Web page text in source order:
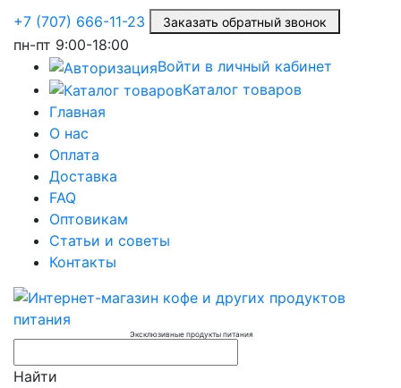
+7 (707) 666-11-23 Заказать обратный звонок
пн-пт 9:00-18:00
Войти в личный кабинет
Каталог товаров
Главная
О нас
Оплата
Доставка
FAQ
Оптовикам
Статьи и советы
Контакты
Эксклюзивные продукты питания
Найти